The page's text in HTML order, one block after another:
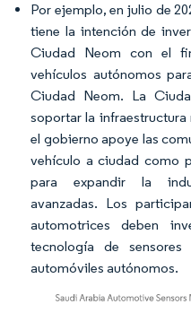
Por ejemplo, en julio de
tiene la intención de
Ciudad Neom con el
vehículos autónomos
Ciudad Neom. La
soportar la
el gobierno apoye las
vehículo a ciudad como
para expandir la
avanzadas. Los
automotrices deben
tecnología de
automóviles autónomos.